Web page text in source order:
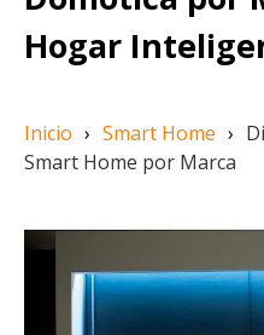
Hogar
Inicio › Smart Home ›
Smart Home por Marca